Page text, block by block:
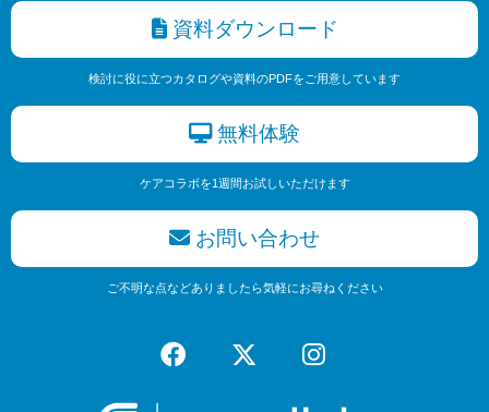
資料ダウンロード
検討に役に立つカタログや資料のPDFをご用意しています
無料体験
ケアコラボを1週間お試しいただけます
お問い合わせ
ご不明な点などありましたら気軽にお尋ねください